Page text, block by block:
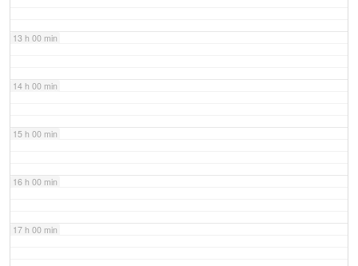
13 h 00 min
14 h 00 min
15 h 00 min
16 h 00 min
17 h 00 min